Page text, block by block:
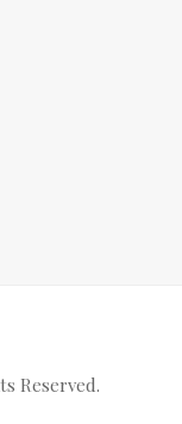
Reserved.